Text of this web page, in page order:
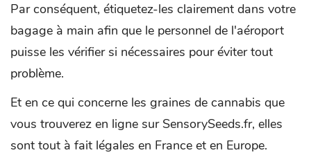
Par conséquent, étiquetez-les clairement dans votre
bagage à main afin que le personnel de l'aéroport
puisse les vérifier si nécessaires pour éviter tout
problème.
Et en ce qui concerne les graines de cannabis que
vous trouverez en ligne sur SensorySeeds.fr, elles
sont tout à fait légales en France et en Europe.